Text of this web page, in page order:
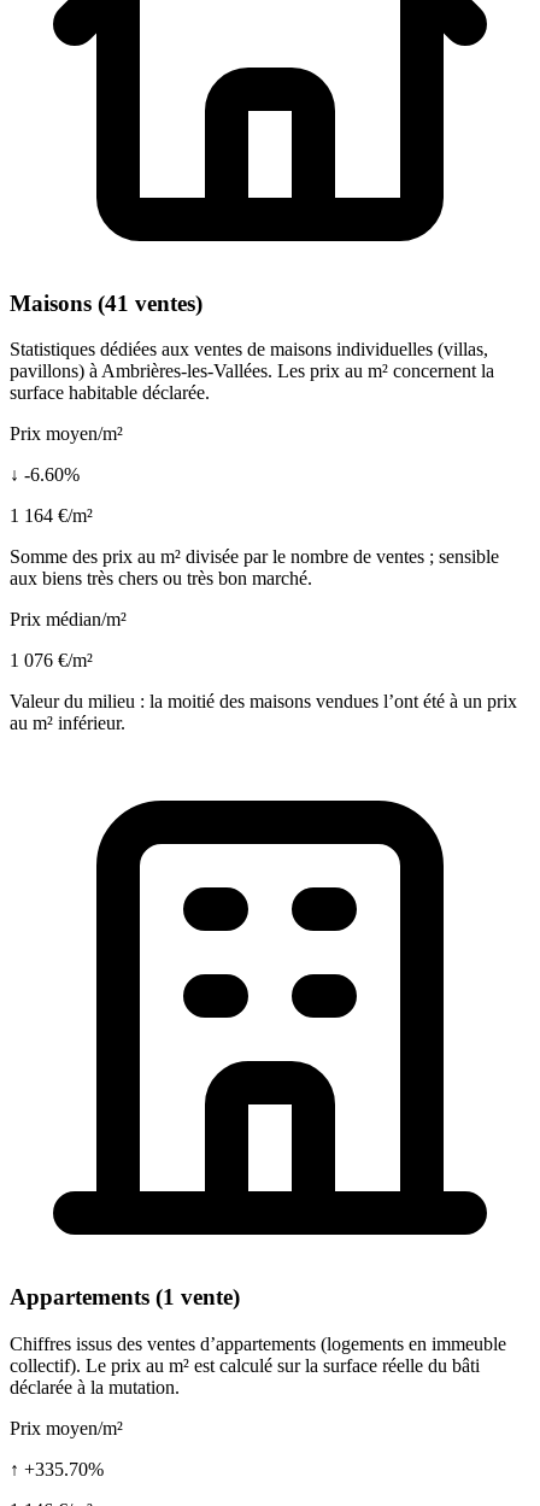
Maisons (41 ventes)
Statistiques dédiées aux ventes de maisons individuelles (villas,
pavillons) à Ambrières-les-Vallées. Les prix au m² concernent la
surface habitable déclarée.
Prix moyen/m²
↓ -6.60%
1 164 €/m²
Somme des prix au m² divisée par le nombre de ventes ; sensible
aux biens très chers ou très bon marché.
Prix médian/m²
1 076 €/m²
Valeur du milieu : la moitié des maisons vendues l’ont été à un prix
au m² inférieur.
Appartements (1 vente)
Chiffres issus des ventes d’appartements (logements en immeuble
collectif). Le prix au m² est calculé sur la surface réelle du bâti
déclarée à la mutation.
Prix moyen/m²
↑ +335.70%